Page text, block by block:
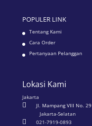
POPULER LINK
Tentang Kami
Cara Order
Pertanyaan Pelanggan
Lokasi Kami
Jakarta

Jl. Mampang VIII No. 29
Jakarta-Selatan

021-7919-0893